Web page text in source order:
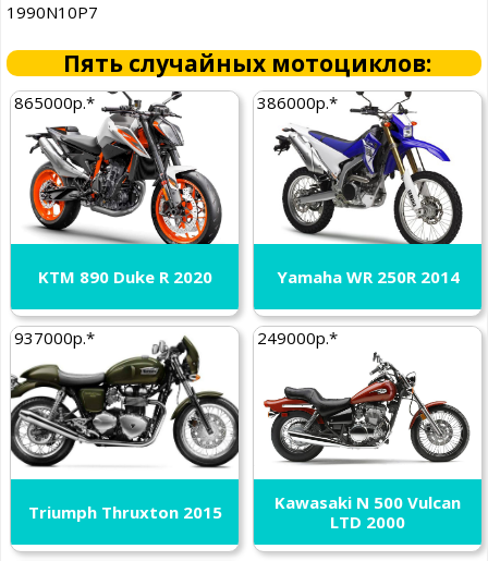
1990N10P7
Пять случайных мотоциклов:
865000р.*
KTM 890 Duke R 2020
386000р.*
Yamaha WR 250R 2014
937000р.*
Triumph Thruxton 2015
249000р.*
Kawasaki N 500 Vulcan
LTD 2000